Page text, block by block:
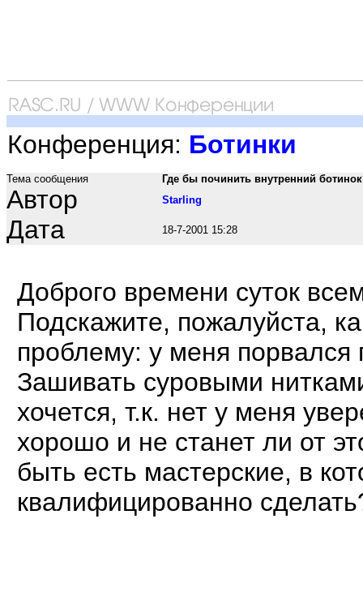
Конференция: Ботинки
Тема сообщения Где бы починить внутренний
Автор Starling
Дата 18-7-2001 15:28
Доброго времени суток
Подскажите, пожалуйста,
проблему: у меня порвался
Зашивать суровыми
хочется, т.к. нет у меня
хорошо и не станет ли от
быть есть мастерские, в
квалифицированно